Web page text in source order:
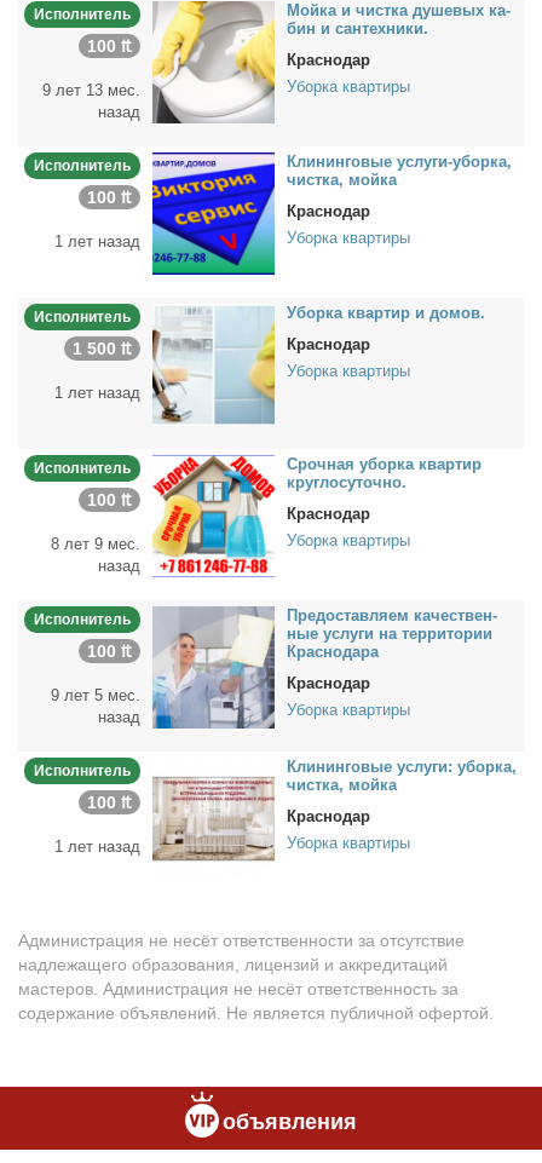
Исполнитель
100 ₶
9 лет 13 мес.
назад
Мой­ка и чист­ка ду­ше­вых ка­
бин и сан­тех­ни­ки.
Краснодар
Уборка квартиры
Исполнитель
100 ₶
1 лет назад
Кли­нин­го­вые услу­ги-убор­ка,
чист­ка, мой­ка
Краснодар
Уборка квартиры
Исполнитель
1 500 ₶
1 лет назад
Убор­ка квар­тир и до­мов.
Краснодар
Уборка квартиры
Исполнитель
100 ₶
8 лет 9 мес.
назад
Сроч­ная убор­ка квар­тир
круг­ло­су­точ­но.
Краснодар
Уборка квартиры
Исполнитель
100 ₶
9 лет 5 мес.
назад
Предо­став­ля­ем ка­че­ствен­
ные услу­ги на тер­ри­то­рии
Крас­но­да­ра
Краснодар
Уборка квартиры
Исполнитель
100 ₶
1 лет назад
Кли­нин­го­вые услу­ги: убор­ка,
чист­ка, мой­ка
Краснодар
Уборка квартиры
Администрация не несёт ответственности за отсутствие
надлежащего образования, лицензий и аккредитаций
мастеров. Администрация не несёт ответственность за
содержание объявлений. Не является публичной офертой.
объявления